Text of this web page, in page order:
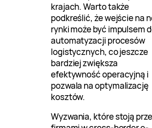
krajach. Warto także
podkreślić, że wejście na
rynki może być impulsem
automatyzacji procesów
logistycznych, co jeszcze
bardziej zwiększa
efektywność operacyjną i
pozwala na optymalizację
kosztów.
Wyzwania, które stoją